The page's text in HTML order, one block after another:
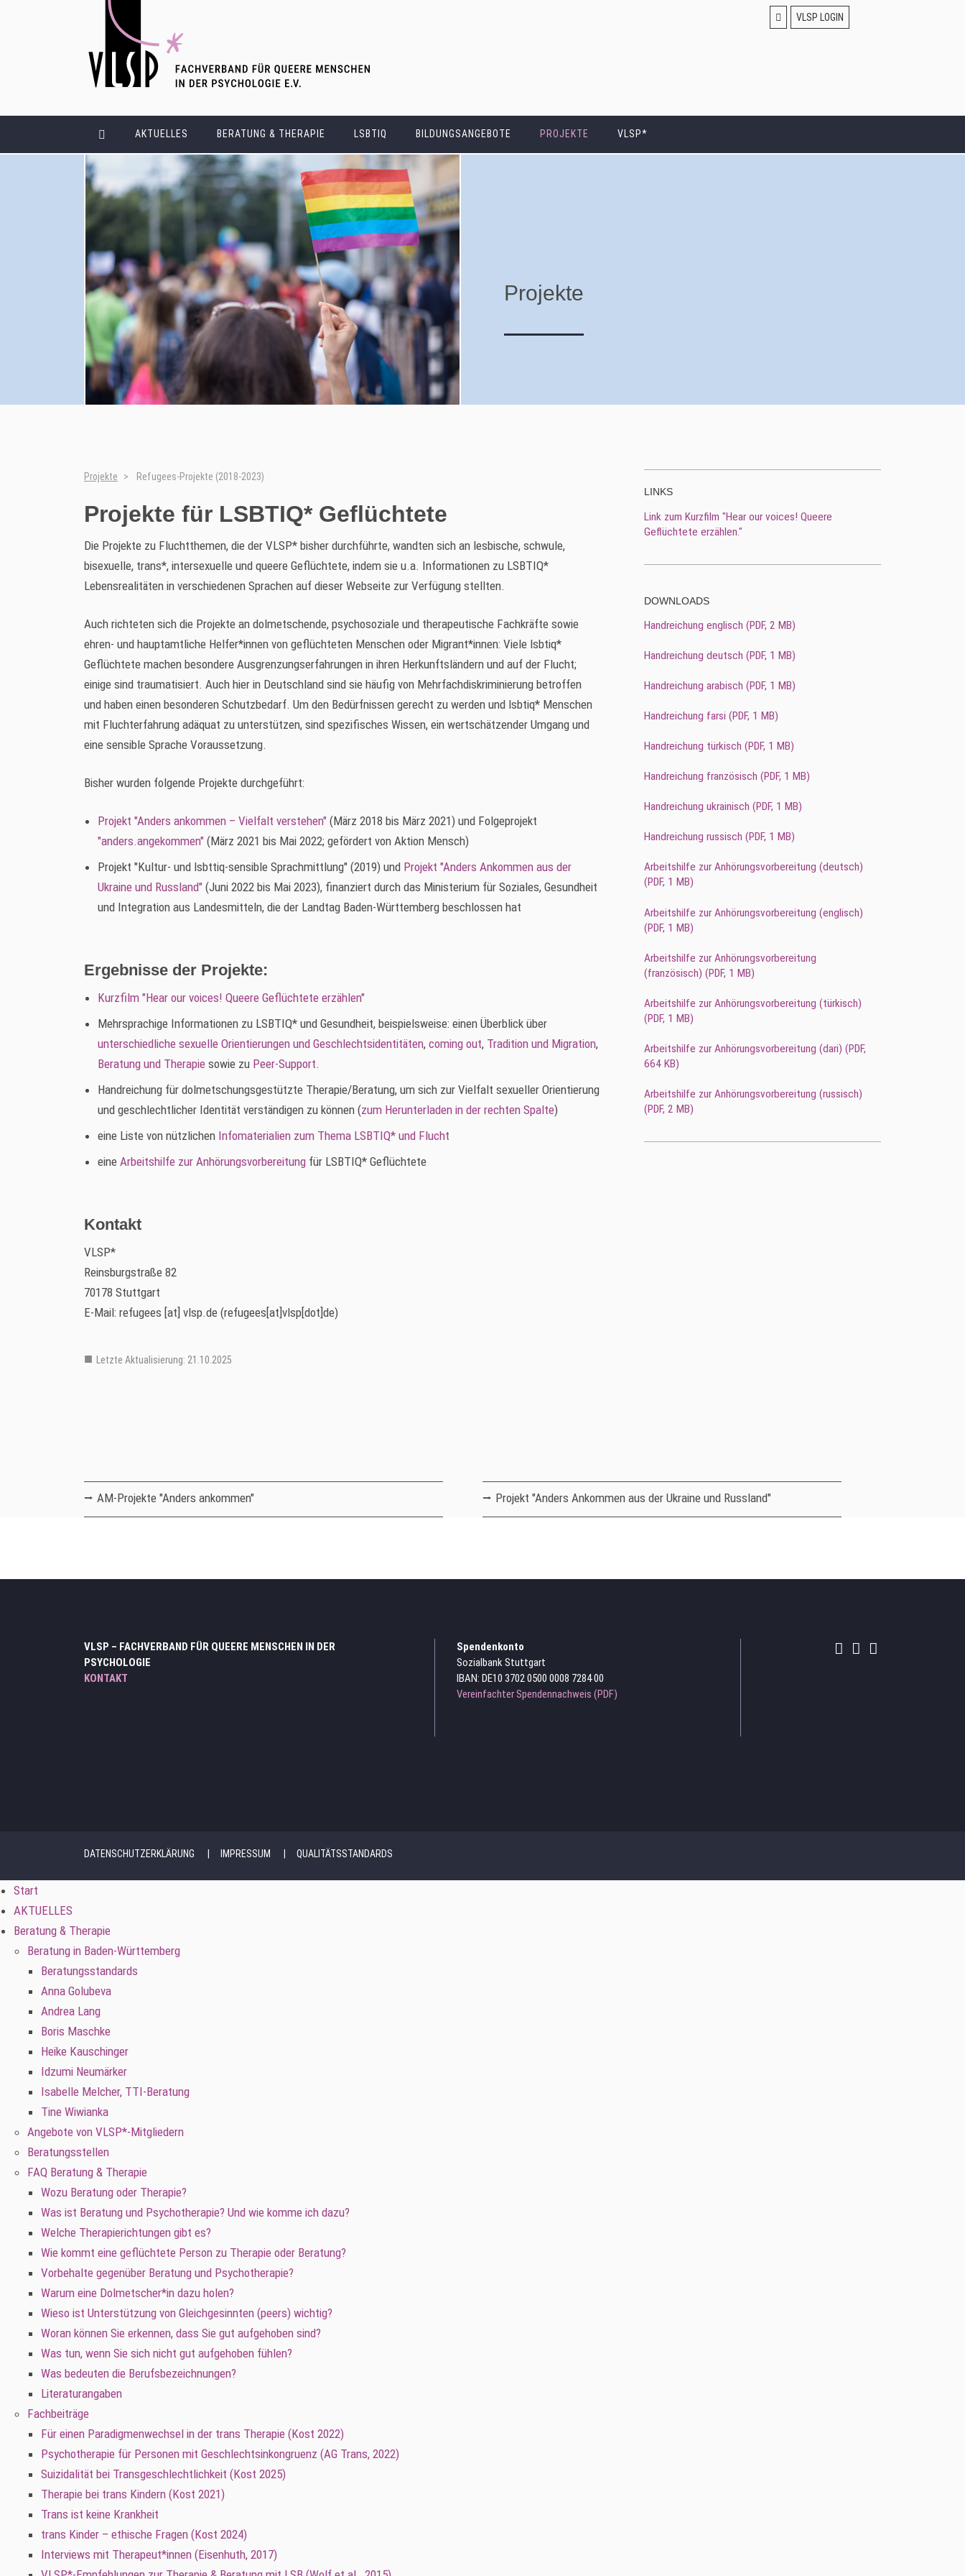
VLSP LOGIN
AKTUELLES BERATUNG & THERAPIE LSBTIQ BILDUNGSANGEBOTE PROJEKTE VLSP*
Projekte
Projekte Refugees-Projekte (2018-2023)
Projekte für LSBTIQ* Geflüchtete
Die Projekte zu Fluchtthemen, die der VLSP* bisher durchführte, wandten sich an lesbische, schwule,
bisexuelle, trans*, intersexuelle und queere Geflüchtete, indem sie u.a. Informationen zu LSBTIQ*
Lebensrealitäten in verschiedenen Sprachen auf dieser Webseite zur Verfügung stellten.
Auch richteten sich die Projekte an dolmetschende, psychosoziale und therapeutische Fachkräfte sowie
ehren- und hauptamtliche Helfer*innen von geflüchteten Menschen oder Migrant*innen: Viele lsbtiq*
Geflüchtete machen besondere Ausgrenzungserfahrungen in ihren Herkunftsländern und auf der Flucht;
einige sind traumatisiert. Auch hier in Deutschland sind sie häufig von Mehrfachdiskriminierung betroffen
und haben einen besonderen Schutzbedarf. Um den Bedürfnissen gerecht zu werden und lsbtiq* Menschen
mit Fluchterfahrung adäquat zu unterstützen, sind spezifisches Wissen, ein wertschätzender Umgang und
eine sensible Sprache Voraussetzung.
Bisher wurden folgende Projekte durchgeführt:
Projekt "Anders ankommen – Vielfalt verstehen" (März 2018 bis März 2021) und Folgeprojekt
"anders.angekommen" (März 2021 bis Mai 2022; gefördert von Aktion Mensch)
Projekt "Kultur- und lsbttiq-sensible Sprachmittlung" (2019) und Projekt "Anders Ankommen aus der
Ukraine und Russland" (Juni 2022 bis Mai 2023), finanziert durch das Ministerium für Soziales, Gesundheit
und Integration aus Landesmitteln, die der Landtag Baden-Württemberg beschlossen hat
Ergebnisse der Projekte:
Kurzfilm "Hear our voices! Queere Geflüchtete erzählen"
Mehrsprachige Informationen zu LSBTIQ* und Gesundheit, beispielsweise: einen Überblick über
unterschiedliche sexuelle Orientierungen und Geschlechtsidentitäten, coming out, Tradition und Migration,
Beratung und Therapie sowie zu Peer-Support.
Handreichung für dolmetschungsgestützte Therapie/Beratung, um sich zur Vielfalt sexueller Orientierung
und geschlechtlicher Identität verständigen zu können (zum Herunterladen in der rechten Spalte)
eine Liste von nützlichen Infomaterialien zum Thema LSBTIQ* und Flucht
eine Arbeitshilfe zur Anhörungsvorbereitung für LSBTIQ* Geflüchtete
Kontakt
VLSP*
Reinsburgstraße 82
70178 Stuttgart
E-Mail: refugees [at] vlsp.de (refugees[at]vlsp[dot]de)
Letzte Aktualisierung: 21.10.2025
LINKS
Link zum Kurzfilm "Hear our voices! Queere
Geflüchtete erzählen."
DOWNLOADS
Handreichung englisch (PDF, 2 MB)
Handreichung deutsch (PDF, 1 MB)
Handreichung arabisch (PDF, 1 MB)
Handreichung farsi (PDF, 1 MB)
Handreichung türkisch (PDF, 1 MB)
Handreichung französisch (PDF, 1 MB)
Handreichung ukrainisch (PDF, 1 MB)
Handreichung russisch (PDF, 1 MB)
Arbeitshilfe zur Anhörungsvorbereitung (deutsch)
(PDF, 1 MB)
Arbeitshilfe zur Anhörungsvorbereitung (englisch)
(PDF, 1 MB)
Arbeitshilfe zur Anhörungsvorbereitung
(französisch) (PDF, 1 MB)
Arbeitshilfe zur Anhörungsvorbereitung (türkisch)
(PDF, 1 MB)
Arbeitshilfe zur Anhörungsvorbereitung (dari) (PDF,
664 KB)
Arbeitshilfe zur Anhörungsvorbereitung (russisch)
(PDF, 2 MB)
Hauptmenu Verteiler Ebene 2
AM-Projekte "Anders ankommen" Projekt "Anders Ankommen aus der Ukraine und Russland"
VLSP – FACHVERBAND FÜR QUEERE MENSCHEN IN DER
PSYCHOLOGIE
KONTAKT
Spendenkonto
Sozialbank Stuttgart
IBAN: DE10 3702 0500 0008 7284 00
Vereinfachter Spendennachweis (PDF)
DATENSCHUTZERKLÄRUNG IMPRESSUM QUALITÄTSSTANDARDS
Start
AKTUELLES
Beratung & Therapie
Beratung in Baden-Württemberg
Beratungsstandards
Anna Golubeva
Andrea Lang
Boris Maschke
Heike Kauschinger
Idzumi Neumärker
Isabelle Melcher, TTI-Beratung
Tine Wiwianka
Angebote von VLSP*-Mitgliedern
Beratungsstellen
FAQ Beratung & Therapie
Wozu Beratung oder Therapie?
Was ist Beratung und Psychotherapie? Und wie komme ich dazu?
Welche Therapierichtungen gibt es?
Wie kommt eine geflüchtete Person zu Therapie oder Beratung?
Vorbehalte gegenüber Beratung und Psychotherapie?
Warum eine Dolmetscher*in dazu holen?
Wieso ist Unterstützung von Gleichgesinnten (peers) wichtig?
Woran können Sie erkennen, dass Sie gut aufgehoben sind?
Was tun, wenn Sie sich nicht gut aufgehoben fühlen?
Was bedeuten die Berufsbezeichnungen?
Literaturangaben
Fachbeiträge
Für einen Paradigmenwechsel in der trans Therapie (Kost 2022)
Psychotherapie für Personen mit Geschlechtsinkongruenz (AG Trans, 2022)
Suizidalität bei Transgeschlechtlichkeit (Kost 2025)
Therapie bei trans Kindern (Kost 2021)
Trans ist keine Krankheit
trans Kinder – ethische Fragen (Kost 2024)
Interviews mit Therapeut*innen (Eisenhuth, 2017)